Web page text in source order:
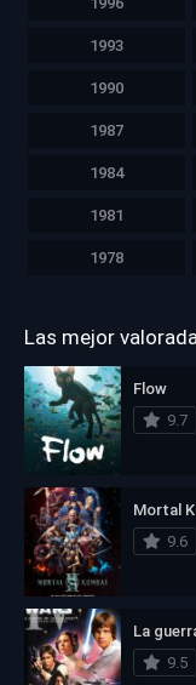
1993
1990
1987
1984
1981
1978
Las mejor
Flow
9.7
Mortal
9.6
9.5